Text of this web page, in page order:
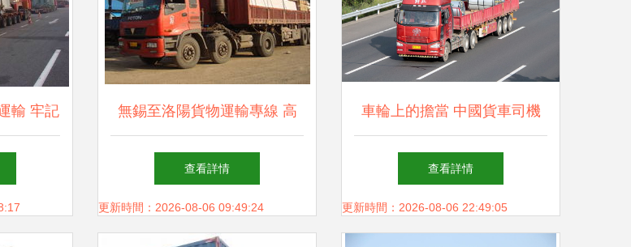
輸 牢記
隱患
無錫至洛陽貨物運輸專線 高
效、安全、專業的物流解決方
案
查看詳情
更新時間：2026-08-06 09:49:24
車輪上的擔當 中國貨車司機
的物流運輸之路
查看詳情
更新時間：2026-08-06 22:49:05